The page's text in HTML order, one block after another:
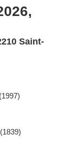
Saint-